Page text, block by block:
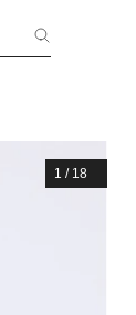
1 / 18